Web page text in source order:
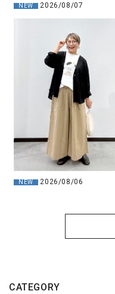
NEW 2026/08/07
NEW 2026/08/06
CATEGORY